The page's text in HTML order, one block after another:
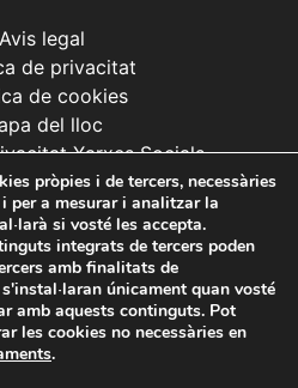
Avis legal
de privacitat
de cookies
del lloc
Xarxes Socials
de Informática de Diputación
Alicante
pròpies i de tercers, necessàries
per a mesurar i analitzar la
si vosté les accepta.
integrats de tercers poden
amb finalitats de
únicament quan vosté
amb aquests continguts. Pot
les cookies no necessàries en
.